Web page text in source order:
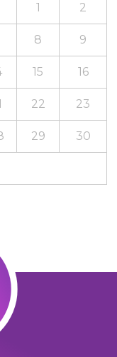
1 2
8 9
15 16
22 23
29 30